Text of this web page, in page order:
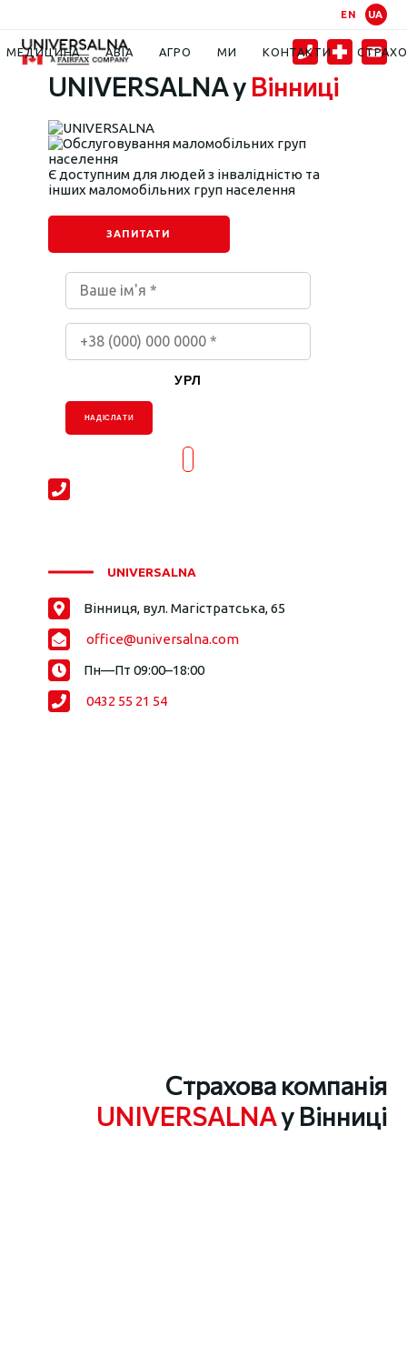
EN UA
МЕДИЦИНА АВІА АГРО МИ КОНТАКТИ
UNIVERSALNA у Вінниці
Є доступним для людей з інвалідністю та
інших маломобільних груп населення
ЗАПИТАТИ
УРЛ
НАДІСЛАТИ
UNIVERSALNA
Вінниця, вул. Магістратська, 65
office@universalna.com
Пн—Пт 09:00–18:00
0432 55 21 54
Страхова компанія
UNIVERSALNAу Вінниці